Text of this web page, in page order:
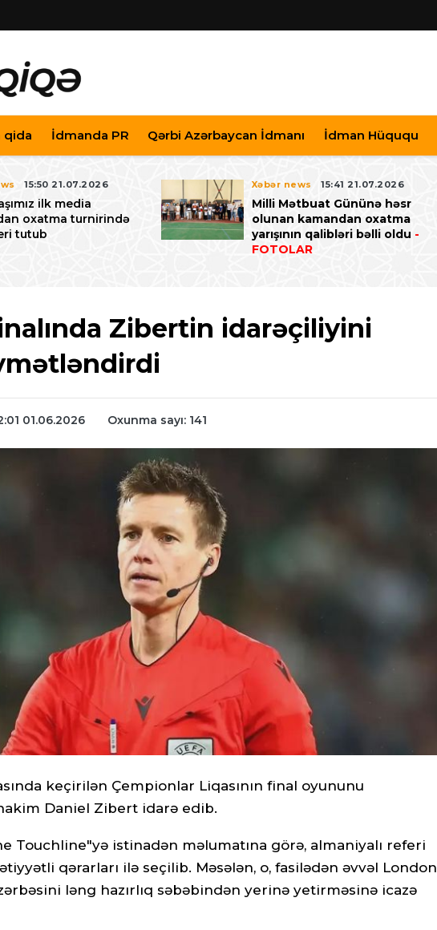
qida İdmanda PR Qərbi Azərbaycan İdmanı İdman Hüququ
15:50 21.07.2026
ilk media
oxatma turnirində
tutub
Xəbər news 15:41 21.07.2026
Milli Mətbuat Gününə həsr
olunan kamandan oxatma
yarışının qalibləri bəlli oldu -
FOTOLAR
Zibertin idarəçiliyini
01.06.2026 Oxunma sayı: 141
keçirilən Çempionlar Liqasının final oyununu
Daniel Zibert idarə edib.
Touchline"yə istinadən məlumatına görə, almaniyalı referi
qərarları ilə seçilib. Məsələn, o, fasilədən əvvəl London
ləng hazırlıq səbəbindən yerinə yetirməsinə icazə